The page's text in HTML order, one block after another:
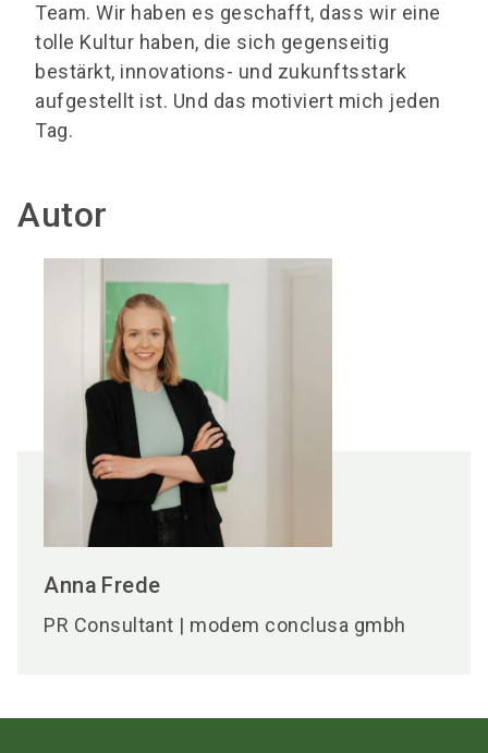
Team. Wir haben es geschafft, dass wir eine
tolle Kultur haben, die sich gegenseitig
bestärkt, innovations- und zukunftsstark
aufgestellt ist. Und das motiviert mich jeden
Tag.
Autor
Anna Frede
PR Consultant | modem conclusa gmbh